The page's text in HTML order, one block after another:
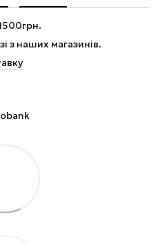
з наших магазинів.